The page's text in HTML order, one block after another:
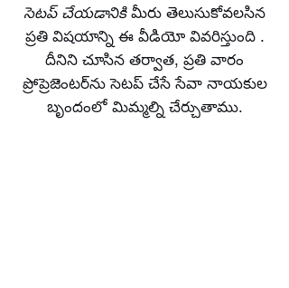
సెటప్ చేయడానికి మీరు తెలుసుకోవలసిన
ప్రతి విషయాన్ని ఈ వీడియో వివరిస్తుంది .
దీనిని చూసిన తర్వాత, ప్రతి వారం
ప్రోప్రెజెంటర్‌ను సెటప్ చేసే సేవా నాయకుల
బృందంలో మిమ్మల్ని చేర్చుతాము.